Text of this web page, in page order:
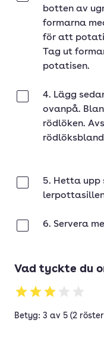
botten av
formarna
för att
Tag ut
potatisen.
4. Lägg
ovanpå.
rödlöken.
5. Hetta upp
6. Servera
Vad tyckte du
Betyg: 3 av 5 (2